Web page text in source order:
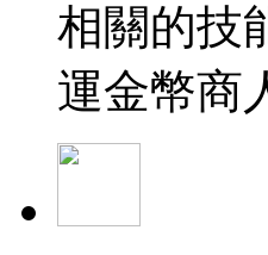
相關的技
運金幣商